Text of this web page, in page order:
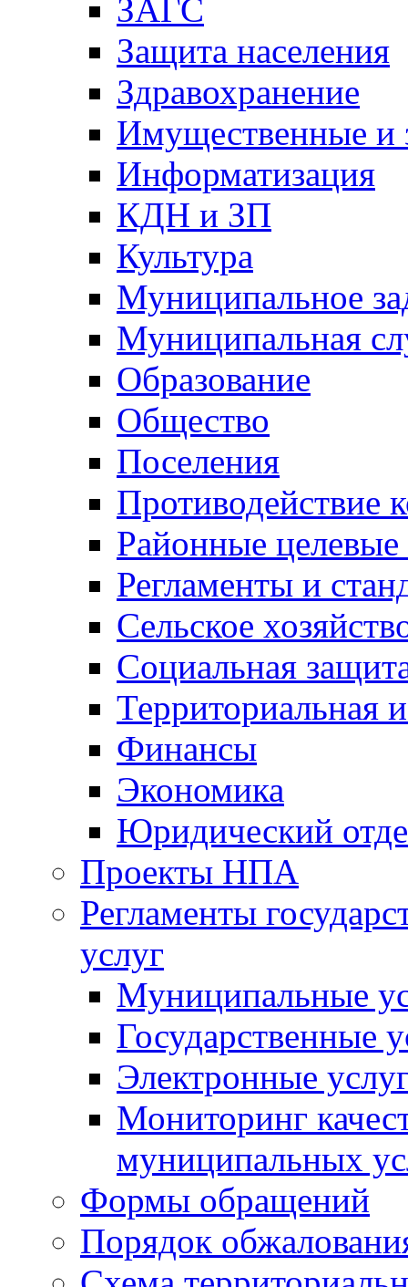
ЗАГС
Защита населения
Здравохранение
Имущественные и
Информатизация
КДН и ЗП
Культура
Муниципальное
Муниципальная
Образование
Общество
Поселения
Противодействие
Районные
Регламенты и
Сельское
Социальная
Территориальная
Финансы
Экономика
Юридический
Проекты НПА
Регламенты
услуг
Муниципальные
Государственные
Электронные
Мониторинг
муниципальных
Формы обращений
Порядок